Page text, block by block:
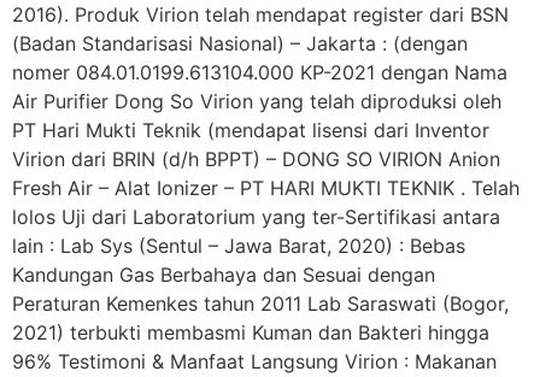
2016). Produk Virion telah mendapat register dari BSN
(Badan Standarisasi Nasional) – Jakarta : (dengan
nomer 084.01.0199.613104.000 KP-2021 dengan Nama
Air Purifier Dong So Virion yang telah diproduksi oleh
PT Hari Mukti Teknik (mendapat lisensi dari Inventor
Virion dari BRIN (d/h BPPT) – DONG SO VIRION Anion
Fresh Air – Alat Ionizer – PT HARI MUKTI TEKNIK . Telah
lolos Uji dari Laboratorium yang ter-Sertifikasi antara
lain : Lab Sys (Sentul – Jawa Barat, 2020) : Bebas
Kandungan Gas Berbahaya dan Sesuai dengan
Peraturan Kemenkes tahun 2011 Lab Saraswati (Bogor,
2021) terbukti membasmi Kuman dan Bakteri hingga
96% Testimoni & Manfaat Langsung Virion : Makanan